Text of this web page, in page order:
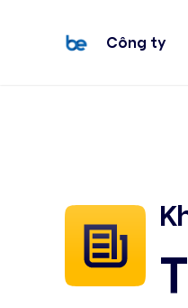
Công ty